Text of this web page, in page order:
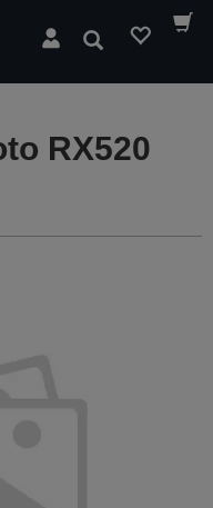
Buscar
RX520